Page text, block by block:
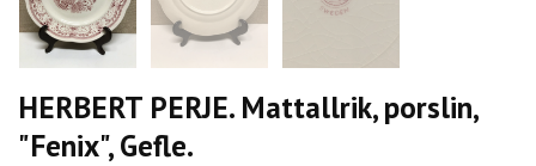
HERBERT PERJE. Mattallrik, porslin,
"Fenix", Gefle.